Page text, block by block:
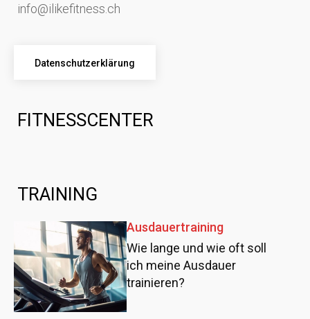
info@ilikefitness.ch
Datenschutzerklärung
FITNESSCENTER
TRAINING
Ausdauertraining
Wie lange und wie oft soll
ich meine Ausdauer
trainieren?